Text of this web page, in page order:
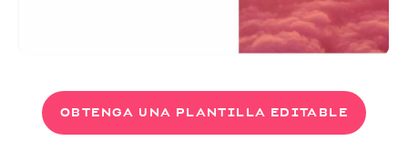
OBTENGA UNA PLANTILLA EDITABLE